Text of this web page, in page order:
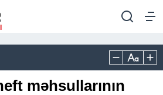
məhsullarının